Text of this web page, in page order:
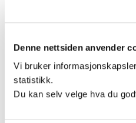
Denne nettsiden anvender
Vi bruker
statistikk.
Du kan selv velge hva du
Beltestrammer
DRY839812
inkl. mva